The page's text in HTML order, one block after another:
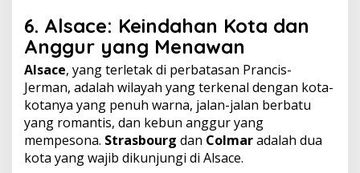
6. Alsace: Keindahan Kota dan
Anggur yang Menawan
Alsace, yang terletak di perbatasan Prancis-
Jerman, adalah wilayah yang terkenal dengan kota-
kotanya yang penuh warna, jalan-jalan berbatu
yang romantis, dan kebun anggur yang
mempesona. Strasbourg dan Colmaradalah dua
kota yang wajib dikunjungi di Alsace.